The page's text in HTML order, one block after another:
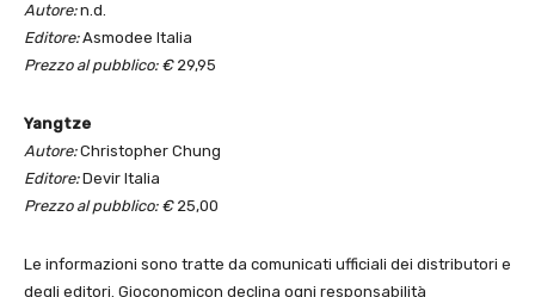
Autore:n.d.
Editore:Asmodee Italia
Prezzo al pubblico: € 29,95
Yangtze
Autore:Christopher Chung
Editore:Devir Italia
Prezzo al pubblico: € 25,00
Le informazioni sono tratte da comunicati ufficiali dei distributori e
degli editori. Gioconomicon declina ogni responsabilità